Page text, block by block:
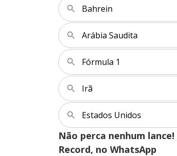
Bahrein
Arábia Saudita
Fórmula 1
Irã
Estados Unidos
Não perca nenhum lance!
Record, no WhatsApp